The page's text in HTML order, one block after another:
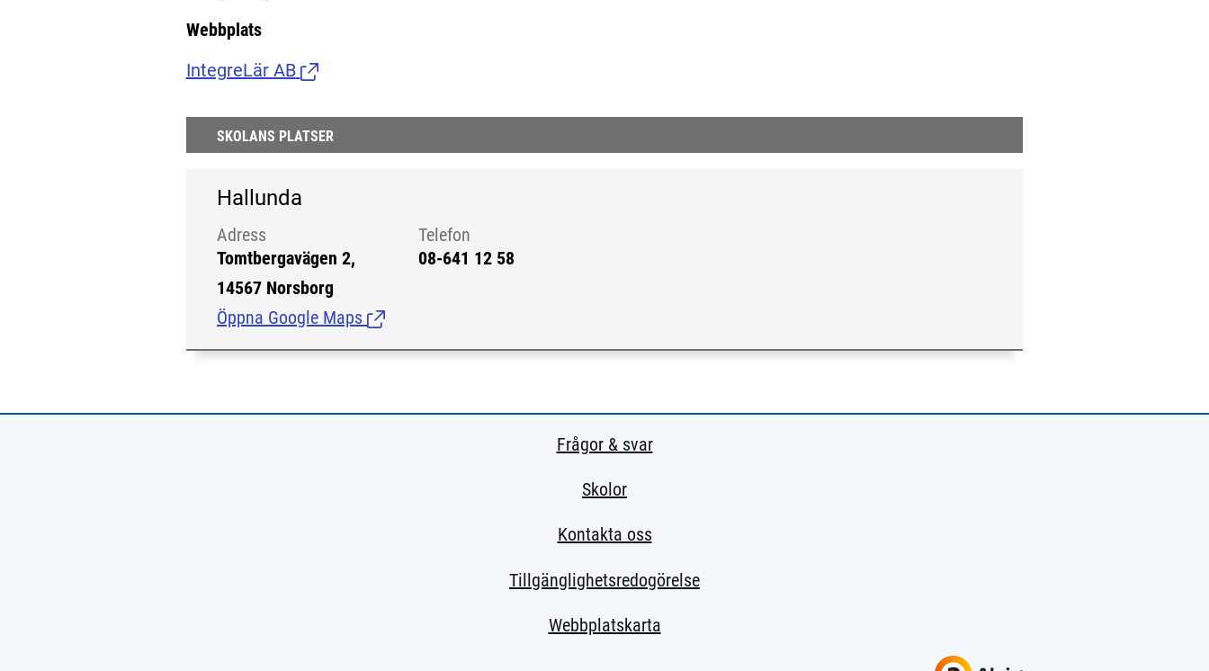
Webbplats
IntegreLär AB (Länk till extern sida.)
SKOLANS PLATSER
Hallunda
Adress
Tomtbergavägen 2,
14567 Norsborg
Öppna Google Maps(Länk till extern sida.)
Telefon
08-641 12 58
Frågor & svar
Skolor
Kontakta oss
Tillgänglighetsredogörelse
Webbplatskarta